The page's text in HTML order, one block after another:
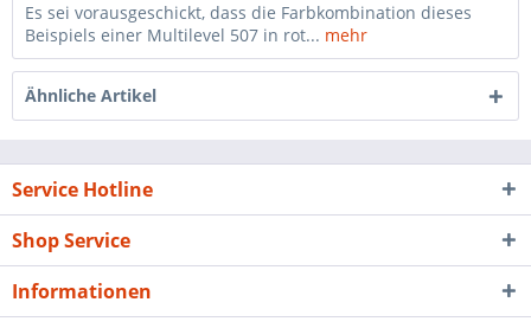
Es sei vorausgeschickt, dass die Farbkombination dieses
Beispiels einer Multilevel 507 in rot... mehr
Ähnliche Artikel
Service Hotline
Shop Service
Informationen